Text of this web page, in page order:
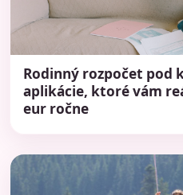
Rodinný rozpočet pod
aplikácie, ktoré vám
eur ročne